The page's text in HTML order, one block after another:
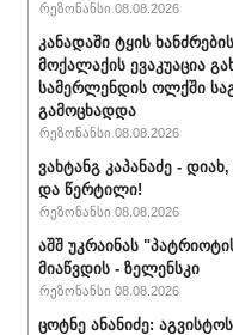
რეზონანსი 08.08.2026
კანადაში ტყის
მოქალაქის ევაკუაცია
სამერლენდის ოლქში
გამოცხადდა
რეზონანსი 08.08.2026
ვახტანგ კაპანაძე -
და წერტილი!
რეზონანსი 08.08.2026
აშშ უკრაინას
მიაწვდის - ზელენსკი
რეზონანსი 08.08.2026
ცოტნე ანანიძე: